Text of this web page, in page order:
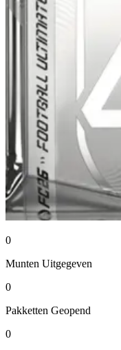
0
Munten Uitgegeven
0
Pakketten Geopend
0